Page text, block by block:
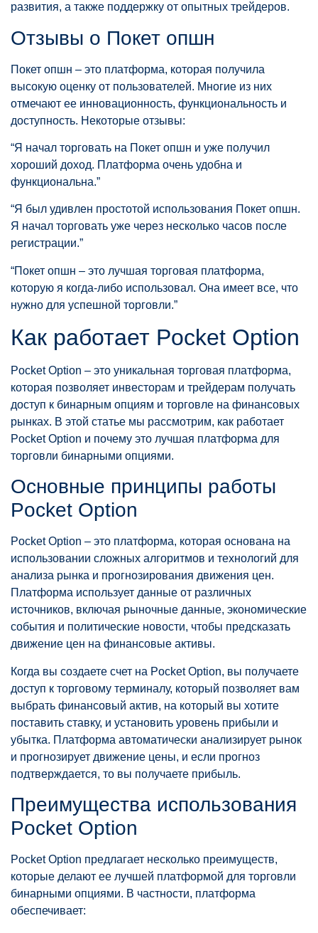
развития, а также поддержку от опытных трейдеров.
Отзывы о Покет опшн
Покет опшн – это платформа, которая получила
высокую оценку от пользователей. Многие из них
отмечают ее инновационность, функциональность и
доступность. Некоторые отзывы:
“Я начал торговать на Покет опшн и уже получил
хороший доход. Платформа очень удобна и
функциональна.”
“Я был удивлен простотой использования Покет опшн.
Я начал торговать уже через несколько часов после
регистрации.”
“Покет опшн – это лучшая торговая платформа,
которую я когда-либо использовал. Она имеет все, что
нужно для успешной торговли.”
Как работает Pocket Option
Pocket Option – это уникальная торговая платформа,
которая позволяет инвесторам и трейдерам получать
доступ к бинарным опциям и торговле на финансовых
рынках. В этой статье мы рассмотрим, как работает
Pocket Option и почему это лучшая платформа для
торговли бинарными опциями.
Основные принципы работы
Pocket Option
Pocket Option – это платформа, которая основана на
использовании сложных алгоритмов и технологий для
анализа рынка и прогнозирования движения цен.
Платформа использует данные от различных
источников, включая рыночные данные, экономические
события и политические новости, чтобы предсказать
движение цен на финансовые активы.
Когда вы создаете счет на Pocket Option, вы получаете
доступ к торговому терминалу, который позволяет вам
выбрать финансовый актив, на который вы хотите
поставить ставку, и установить уровень прибыли и
убытка. Платформа автоматически анализирует рынок
и прогнозирует движение цены, и если прогноз
подтверждается, то вы получаете прибыль.
Преимущества использования
Pocket Option
Pocket Option предлагает несколько преимуществ,
которые делают ее лучшей платформой для торговли
бинарными опциями. В частности, платформа
обеспечивает: